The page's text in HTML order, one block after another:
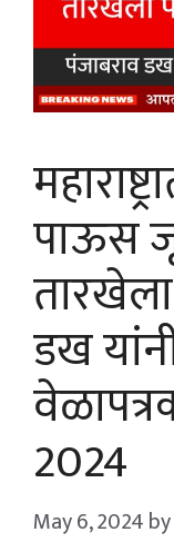
पाऊस
डख
2024
May 6, 2024by